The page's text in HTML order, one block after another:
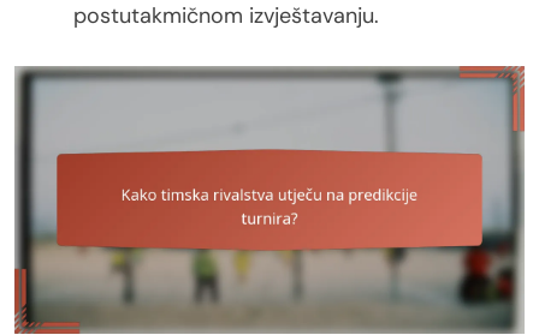
postutakmičnom izvještavanju.